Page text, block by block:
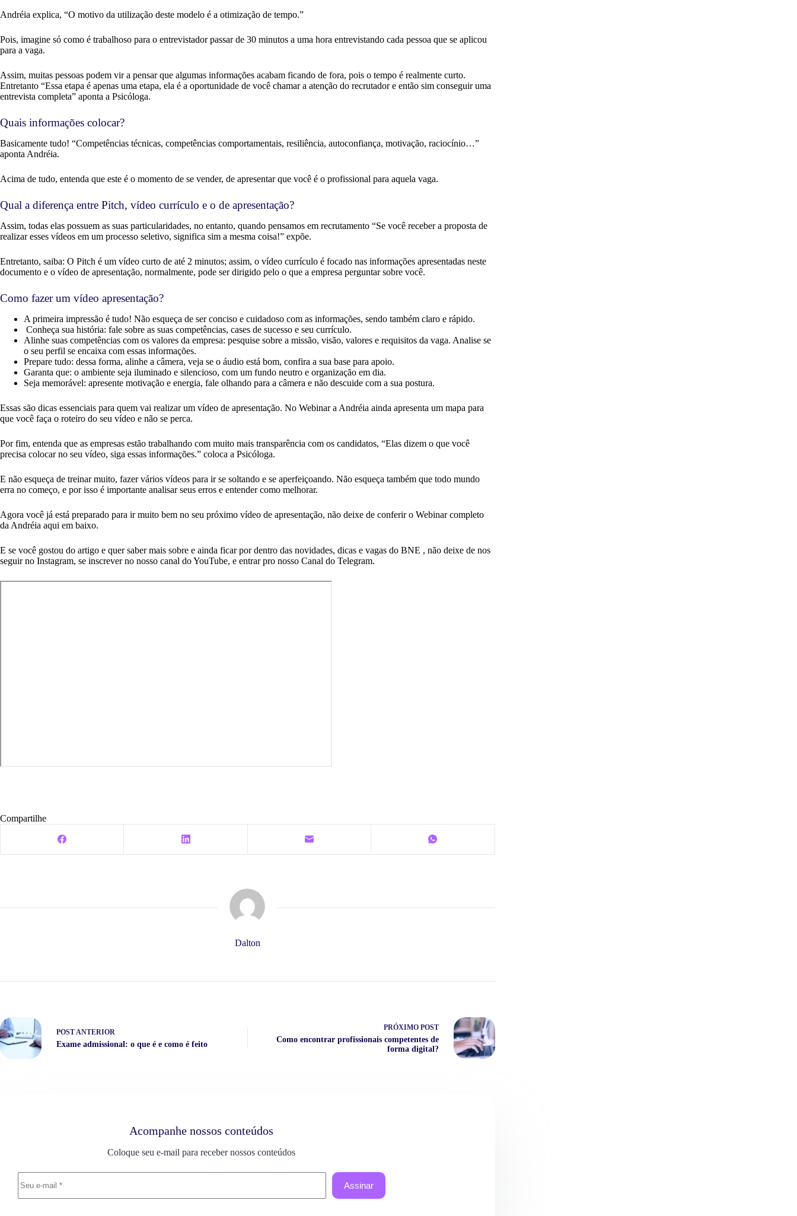
Andréia explica, “O motivo da utilização deste modelo é a otimização de tempo.”
Pois, imagine só como é trabalhoso para o entrevistador passar de 30 minutos a uma hora entrevistando cada pessoa que se aplicou
para a vaga.
Assim, muitas pessoas podem vir a pensar que algumas informações acabam ficando de fora, pois o tempo é realmente curto.
Entretanto “Essa etapa é apenas uma etapa, ela é a oportunidade de você chamar a atenção do recrutador e então sim conseguir uma
entrevista completa” aponta a Psicóloga.
Quais informações colocar?
Basicamente tudo! “Competências técnicas, competências comportamentais, resiliência, autoconfiança, motivação, raciocínio…”
aponta Andréia.
Acima de tudo, entenda que este é o momento de se vender, de apresentar que você é o profissional para aquela vaga.
Qual a diferença entre Pitch, vídeo currículo e o de apresentação?
Assim, todas elas possuem as suas particularidades, no entanto, quando pensamos em recrutamento “Se você receber a proposta de
realizar esses vídeos em um processo seletivo, significa sim a mesma coisa!” expõe.
Entretanto, saiba: O Pitch é um vídeo curto de até 2 minutos; assim, o vídeo currículo é focado nas informações apresentadas neste
documento e o vídeo de apresentação, normalmente, pode ser dirigido pelo o que a empresa perguntar sobre você.
Como fazer um vídeo apresentação?
A primeira impressão é tudo! Não esqueça de ser conciso e cuidadoso com as informações, sendo também claro e rápido.
Conheça sua história: fale sobre as suas competências, cases de sucesso e seu currículo.
Alinhe suas competências com os valores da empresa: pesquise sobre a missão, visão, valores e requisitos da vaga. Analise se
o seu perfil se encaixa com essas informações.
Prepare tudo: dessa forma, alinhe a câmera, veja se o áudio está bom, confira a sua base para apoio.
Garanta que: o ambiente seja iluminado e silencioso, com um fundo neutro e organização em dia.
Seja memorável: apresente motivação e energia, fale olhando para a câmera e não descuide com a sua postura.
Essas são dicas essenciais para quem vai realizar um vídeo de apresentação. No Webinar a Andréia ainda apresenta um mapa para
que você faça o roteiro do seu vídeo e não se perca.
Por fim, entenda que as empresas estão trabalhando com muito mais transparência com os candidatos, “Elas dizem o que você
precisa colocar no seu vídeo, siga essas informações.” coloca a Psicóloga.
E não esqueça de treinar muito, fazer vários vídeos para ir se soltando e se aperfeiçoando. Não esqueça também que todo mundo
erra no começo, e por isso é importante analisar seus erros e entender como melhorar.
Agora você já está preparado para ir muito bem no seu próximo vídeo de apresentação, não deixe de conferir o Webinar completo
da Andréia aqui em baixo.
E se você gostou do artigo e quer saber mais sobre e ainda ficar por dentro das novidades, dicas e vagas do BNE , não deixe de nos
seguir no Instagram, se inscrever no nosso canal do YouTube, e entrar pro nosso Canal do Telegram.
Compartilhe
Dalton
POSTANTERIOR
Exame admissional: o que é e como é feito
PRÓXIMO POST
Como encontrar profissionais competentes de
forma digital?
Acompanhe nossos conteúdos
Coloque seu e-mail para receber nossos conteúdos
Assinar